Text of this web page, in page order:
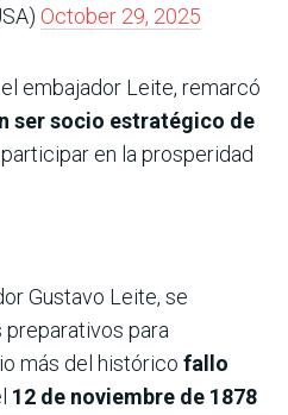
October 29, 2025
embajador Leite, remarcó
ser socio estratégico de
en la prosperidad
Gustavo Leite, se
preparativos para
más del histórico fallo
12 de noviembre de 1878